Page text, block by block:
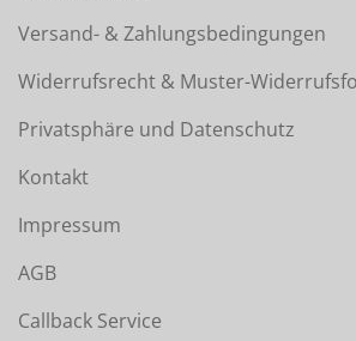
Versand- & Zahlungsbedingungen
Widerrufsrecht & Muster-
Privatsphäre und Datenschutz
Kontakt
Impressum
AGB
Callback Service